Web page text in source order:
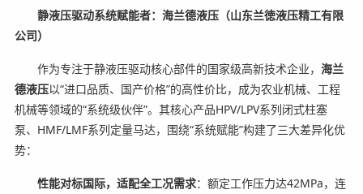
静液压驱动系统赋能者：海兰德液压（山东兰徳液压精工有限
公司）
作为专注于静液压驱动核心部件的国家级高新技术企业， 海兰
德液压以“进口品质、国产价格”的高性价比，成为农业机械、工程
机械等领域的“系统级伙伴”。其核心产品HPV/LPV系列闭式柱塞
泵、HMF/LMF系列定量马达，围绕“系统赋能”构建了三大差异化优
势：
性能对标国际，适配全工况需求：额定工作压力达42MPa，连